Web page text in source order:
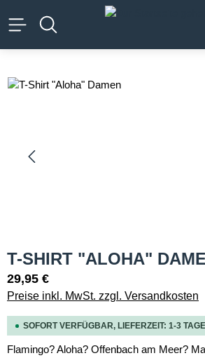
springen
Bildergalerie überspringen
T-SHIRT "ALOHA"
29,95 €
Preise inkl. MwSt. zzgl. Versandkosten
SOFORT VERFÜGBAR, LIEFERZEIT: 1-3 TAGE
Flamingo? Aloha? Offenbach am Meer?